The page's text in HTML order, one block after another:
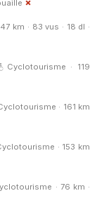
km · 83 vus · 18 dl ·
Cyclotourisme · 119
· 161 km
· 153 km
· 76 km ·